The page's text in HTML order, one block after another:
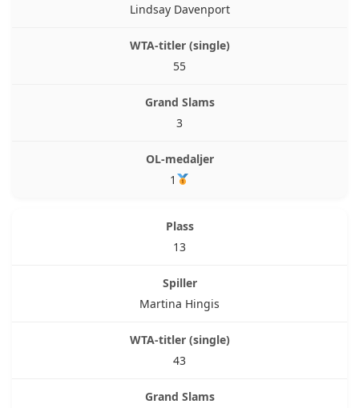
Lindsay Davenport
55
3
1
13
Martina Hingis
43